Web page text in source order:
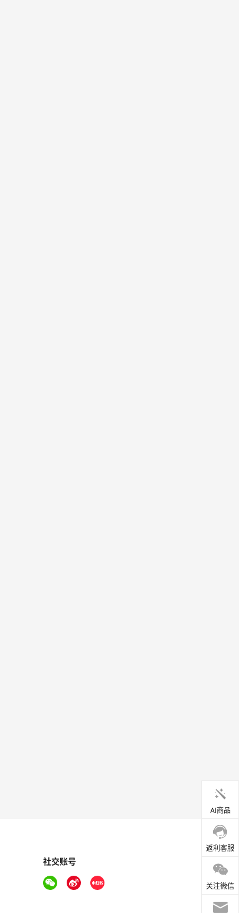
AI商品
返利客服
关注微信
社交账号